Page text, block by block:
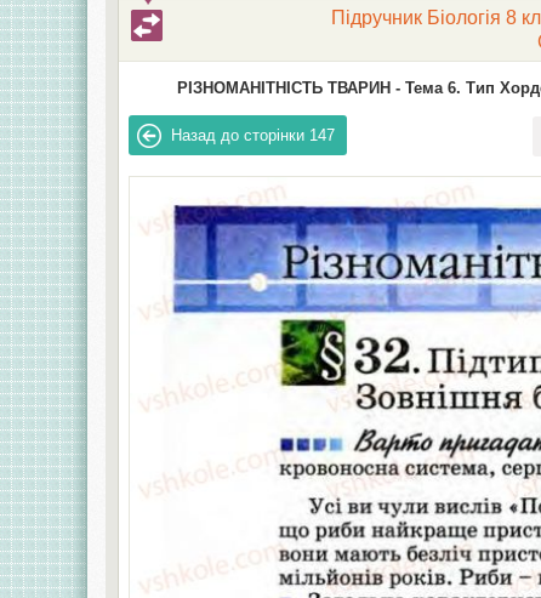
Підручник Біологія 8
РІЗНОМАНІТНІСТЬ ТВАРИН - Тема 6. Тип
Назад до сторінки 147